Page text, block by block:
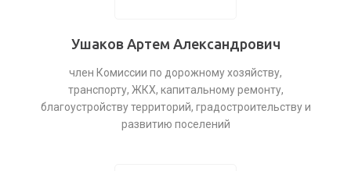
Ушаков Артем Александрович
член Комиссии по дорожному хозяйству,
транспорту, ЖКХ, капитальному ремонту,
благоустройству территорий, градостроительству и
развитию поселений